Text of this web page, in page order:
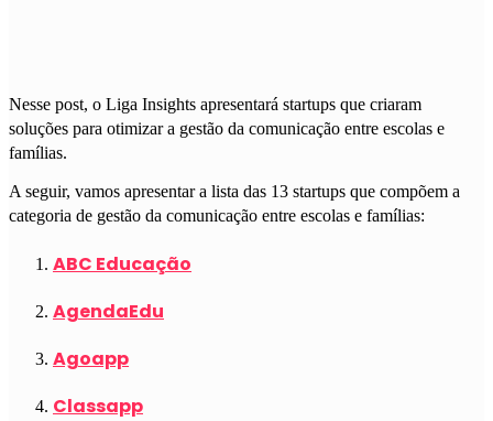
Nesse post, o Liga Insights apresentará startups que criaram
soluções para otimizar a gestão da comunicação entre escolas e
famílias.
A seguir, vamos apresentar a lista das 13 startups que compõem a
categoria de gestão da comunicação entre escolas e famílias:
ABC Educação
AgendaEdu
Agoapp
Classapp